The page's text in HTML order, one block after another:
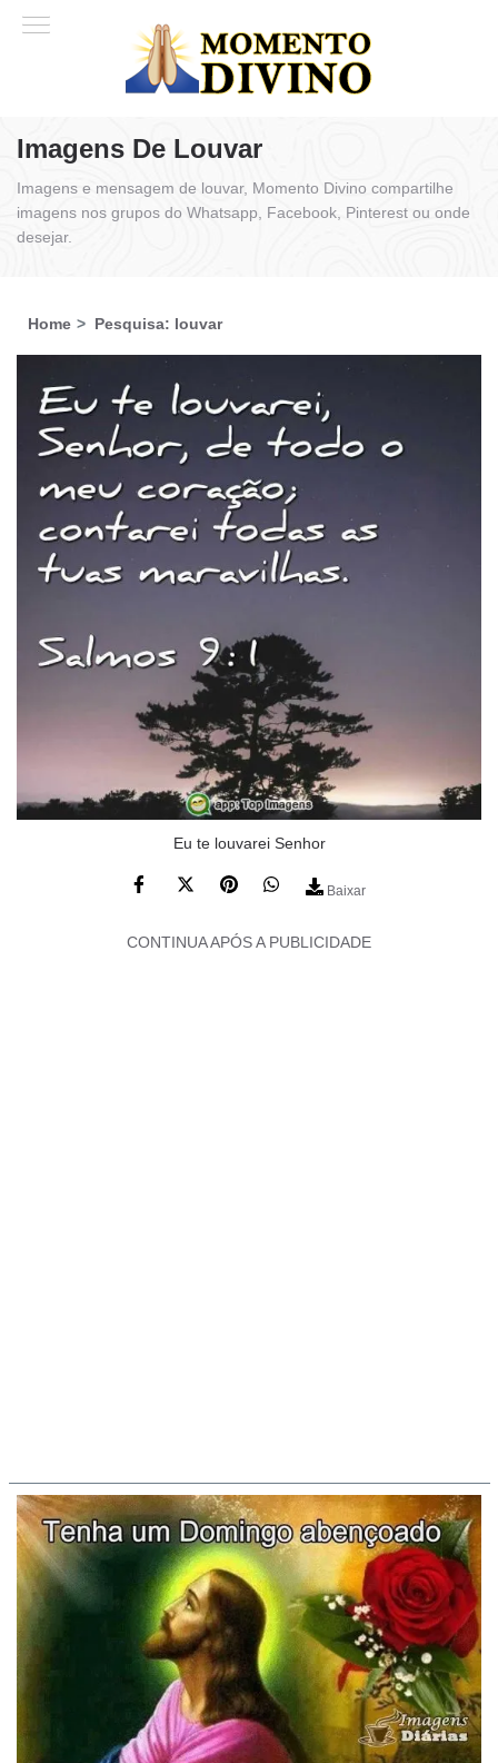
Imagens De Louvar
Imagens e mensagem de louvar, Momento Divino compartilhe
imagens nos grupos do Whatsapp, Facebook, Pinterest ou onde
desejar.
Home Pesquisa: louvar
Eu te louvarei Senhor
Baixar
CONTINUA APÓS A PUBLICIDADE